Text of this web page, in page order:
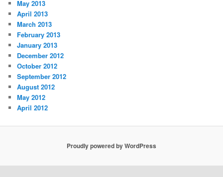
May 2013
April 2013
March 2013
February 2013
January 2013
December 2012
October 2012
September 2012
August 2012
May 2012
April 2012
Proudly powered by WordPress